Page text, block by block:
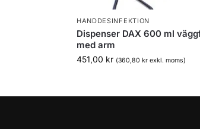
HANDDESINFEKTION
Dispenser DAX 600 ml
med arm
451,00 kr (360,80 krexkl. moms)